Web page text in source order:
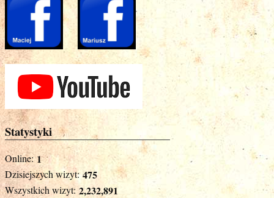
Statystyki
Online: 1
Dzisiejszych wizyt: 475
Wszystkich wizyt: 2,232,891